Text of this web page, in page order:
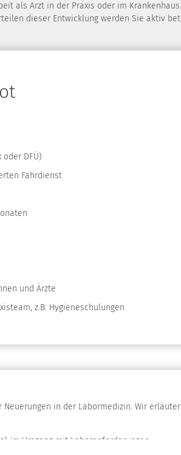
als Arzt in der Praxis oder im
dieser Entwicklung werden Sie aktiv
DFÜ)
Fahrdienst
und Ärzte
z.B. Hygieneschulungen
in der Labormedizin. Wir
im Umgang mit Laboranforderungen.